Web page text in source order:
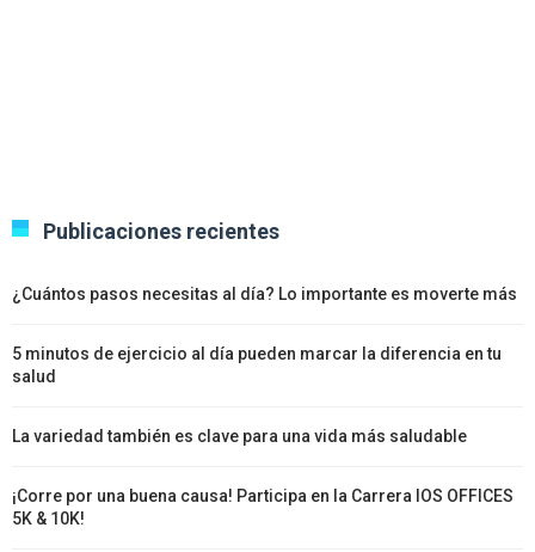
Publicaciones recientes
¿Cuántos pasos necesitas al día? Lo importante es moverte más
5 minutos de ejercicio al día pueden marcar la diferencia en tu
salud
La variedad también es clave para una vida más saludable
¡Corre por una buena causa! Participa en la Carrera IOS OFFICES
5K & 10K!